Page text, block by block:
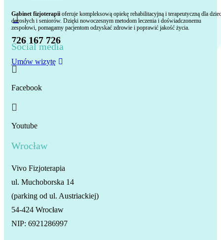

726 167 726
Umów wizytę
Gabinet fizjoterapii oferuje kompleksową opiekę rehabilitacyjną i terapeutyczną dla
dorosłych i seniorów. Dzięki nowoczesnym metodom leczenia i doświadczonemu
zespołowi, pomagamy pacjentom odzyskać zdrowie i poprawić jakość życia.
Social media

Facebook

Youtube
Wrocław
Vivo Fizjoterapia
ul. Muchoborska 14
(parking od ul. Austriackiej)
54-424 Wrocław
NIP: 6921286997